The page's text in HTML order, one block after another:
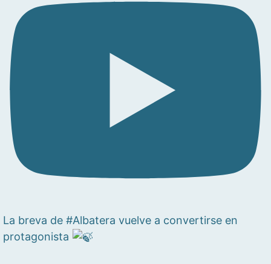
La breva de #Albatera vuelve a convertirse en
protagonista